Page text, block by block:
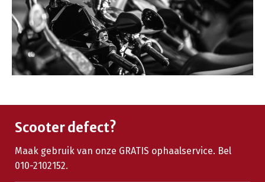
Scooter defect?
Maak gebruik van onze GRATIS ophaalservice. Bel
010-2102152.